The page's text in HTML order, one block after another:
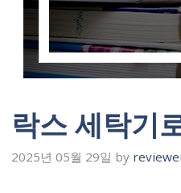
락스 세탁기
2025년 05월 29일 by